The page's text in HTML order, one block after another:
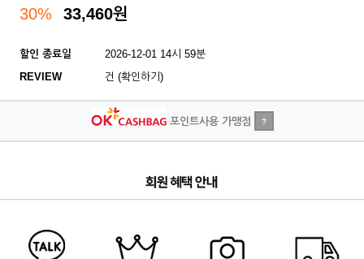
30% 33,460원
할인 종료일
2026-12-01 14시 59분
REVIEW
건 (확인하기)
포인트사용 가맹점 ?